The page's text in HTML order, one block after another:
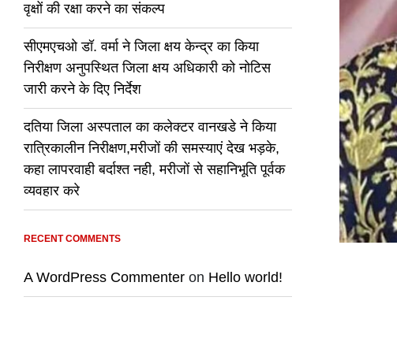
वृक्षों की रक्षा करने का संकल्प
सीएमएचओ डॉ. वर्मा ने जिला क्षय केन्द्र का किया
निरीक्षण अनुपस्थित जिला क्षय अधिकारी को नोटिस
जारी करने के दिए निर्देश
दतिया जिला अस्पताल का कलेक्टर वानखडे ने किया
रात्रिकालीन निरीक्षण,मरीजों की समस्याएं देख भड़के,
कहा लापरवाही बर्दाश्त नही, मरीजों से सहानिभूति पूर्वक
व्यवहार करे
RECENT COMMENTS
A WordPress Commenter on Hello world!